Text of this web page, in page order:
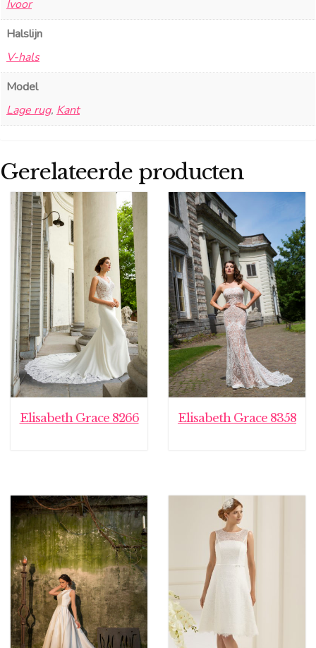
Ivoor
Halslijn
V-hals
Model
Lage rug, Kant
Gerelateerde producten
Elisabeth Grace 8266 Elisabeth Grace 8358